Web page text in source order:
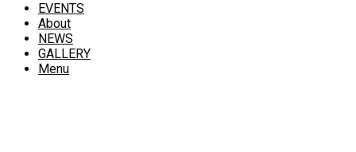
EVENTS
About
NEWS
GALLERY
Menu